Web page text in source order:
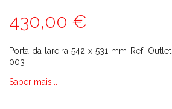
430,00 €
Porta da lareira 542 x 531 mm Ref. Outlet
003
Saber mais...